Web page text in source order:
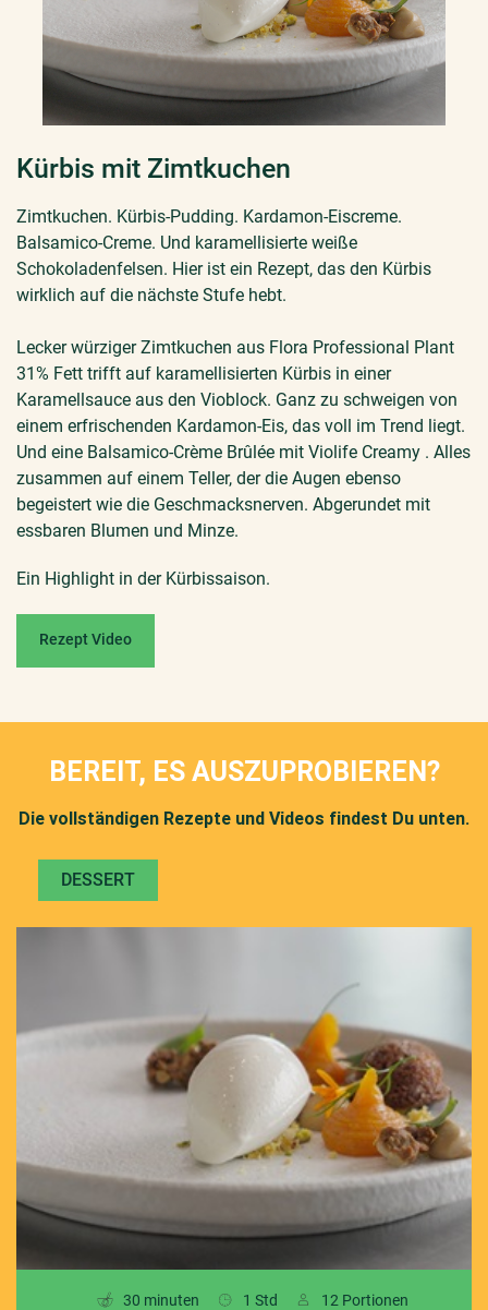
Kürbis mit Zimtkuchen
Zimtkuchen. Kürbis-Pudding. Kardamon-Eiscreme.
Balsamico-Creme. Und karamellisierte weiße
Schokoladenfelsen. Hier ist ein Rezept, das den Kürbis
wirklich auf die nächste Stufe hebt.
Lecker würziger Zimtkuchen aus Flora Professional Plant
31% Fett trifft auf karamellisierten Kürbis in einer
Karamellsauce aus den Vioblock. Ganz zu schweigen von
einem erfrischenden Kardamon-Eis, das voll im Trend liegt.
Und eine Balsamico-Crème Brûlée mit Violife Creamy . Alles
zusammen auf einem Teller, der die Augen ebenso
begeistert wie die Geschmacksnerven. Abgerundet mit
essbaren Blumen und Minze.
Ein Highlight in der Kürbissaison.
Rezept Video
BEREIT, ES AUSZUPROBIEREN?
Die vollständigen Rezepte und Videos findest Du unten.
DESSERT
30 minuten 1 Std 12 Portionen